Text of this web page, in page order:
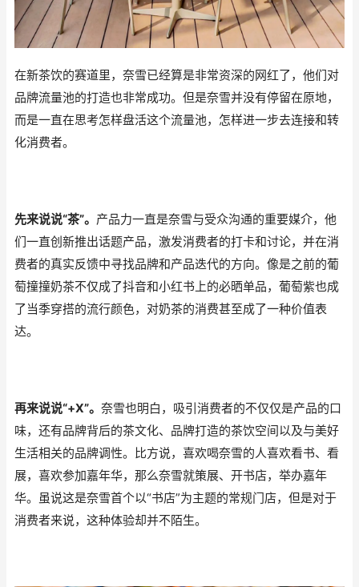
在新茶饮的赛道里，奈雪已经算是非常资深的网红了，他们对
品牌流量池的打造也非常成功。 但是奈雪并没有停留在原地，
而是一直在思考怎样盘活这个流量池，怎样进一步去连接和转
化消费者。
先来说说“茶”。 产品力一直是奈雪与受众沟通的重要媒介，他
们一直创新推出话题产品，激发消费者的打卡和讨论，并在消
费者的真实反馈中寻找品牌和产品迭代的方向。像是之前的葡
萄撞撞奶茶不仅成了抖音和小红书上的必晒单品，葡萄紫也成
了当季穿搭的流行颜色，对奶茶的消费甚至成了一种价值表
达。
再来说说“+X”。 奈雪也明白，吸引消费者的不仅仅是产品的口
味，还有品牌背后的茶文化、品牌打造的茶饮空间以及与美好
生活相关的品牌调性。比方说，喜欢喝奈雪的人喜欢看书、看
展，喜欢参加嘉年华，那么奈雪就策展、开书店，举办嘉年
华。虽说这是奈雪首个以“书店”为主题的常规门店，但是对于
消费者来说，这种体验却并不陌生。